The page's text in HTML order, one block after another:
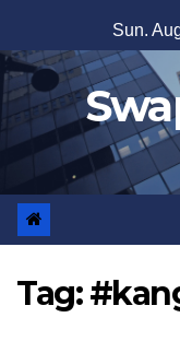
to
content
Sun.
Tag: